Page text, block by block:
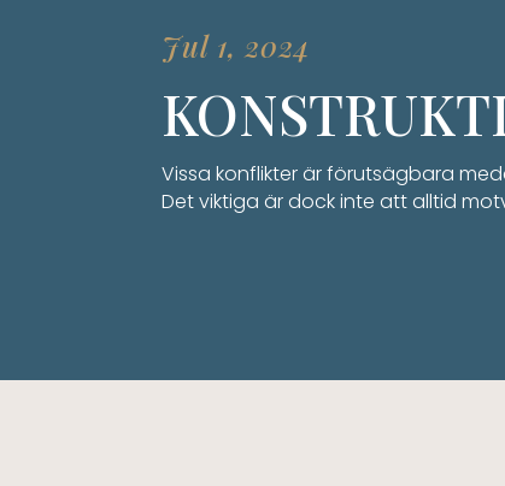
Jul 1, 2024
Vissa konflikter är förutsägbara
Det viktiga är dock inte att alltid